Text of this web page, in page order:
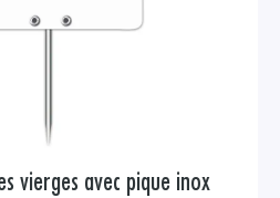
vierges avec pique inox